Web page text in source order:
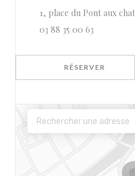
1, place du Pont aux
03 88 35 00 63
RÉSERVER